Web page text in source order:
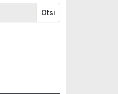
Otsi